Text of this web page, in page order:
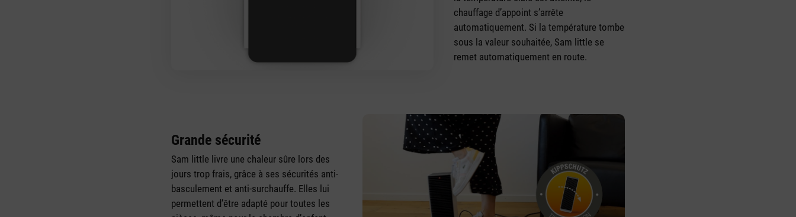
chauffage d’appoint s’arrête
automatiquement. Si la température tombe
sous la valeur souhaitée, Sam little se
remet automatiquement en route.
Grande sécurité
Sam little livre une chaleur sûre lors des
jours trop frais, grâce à ses sécurités anti-
basculement et anti-surchauffe. Elles lui
permettent d’être adapté pour toutes les